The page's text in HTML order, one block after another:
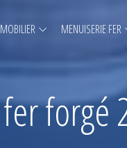
MOBILIER MENUISERIE FER
forgé